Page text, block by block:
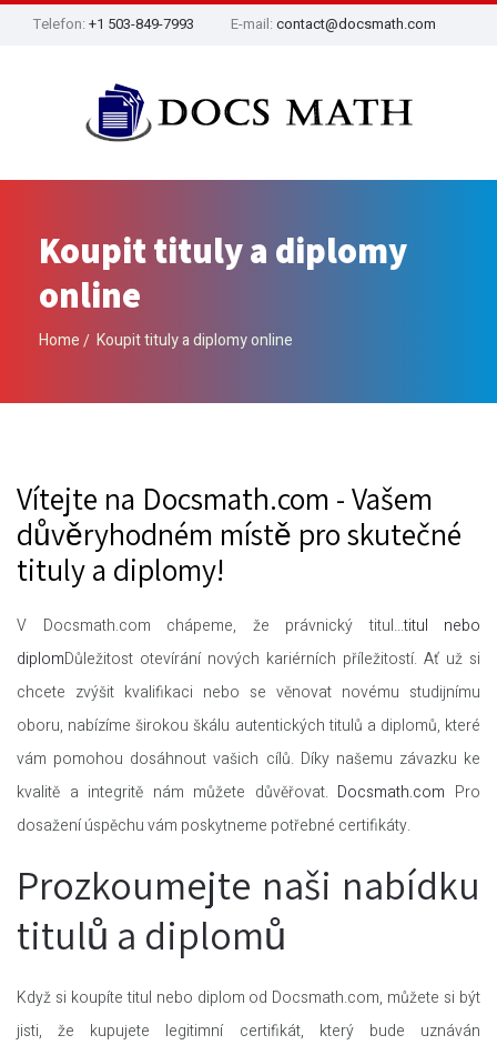
Telefon: +1 503-849-7993 E-mail: contact@docsmath.com
Koupit tituly a diplomy
online
Home Koupit tituly a diplomy online
Vítejte na Docsmath.com - Vašem
důvěryhodném místě pro skutečné
tituly a diplomy!
V Docsmath.com chápeme, že právnický titul...titul nebo
diplomDůležitost otevírání nových kariérních příležitostí. Ať už si
chcete zvýšit kvalifikaci nebo se věnovat novému studijnímu
oboru, nabízíme širokou škálu autentických titulů a diplomů, které
vám pomohou dosáhnout vašich cílů. Díky našemu závazku ke
kvalitě a integritě nám můžete důvěřovat. Docsmath.com Pro
dosažení úspěchu vám poskytneme potřebné certifikáty.
Prozkoumejte naši nabídku
titulů a diplomů
Když si koupíte titul nebo diplom od Docsmath.com, můžete si být
jisti, že kupujete legitimní certifikát, který bude uznáván